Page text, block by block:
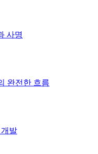
사명
완전한 흐름
발